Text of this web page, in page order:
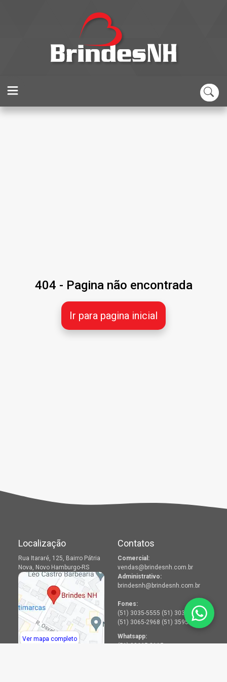
404 - Pagina não encontrada
Ir para pagina inicial
Localização
Rua Itararé, 125, Bairro Pátria
Nova, Novo Hamburgo-RS
Ver mapa completo
Contatos
Comercial:
vendas@brindesnh.com.br
Administrativo:
brindesnh@brindesnh.com.br
Fones:
(51) 3035-5555 (51) 3036-2968
(51) 3065-2968 (51) 3595-2968
Whatsapp:
(51) 99665-8115